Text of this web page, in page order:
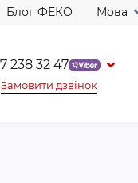
Блог ФЕКО Мова
238 32 47
Замовити дзвінок